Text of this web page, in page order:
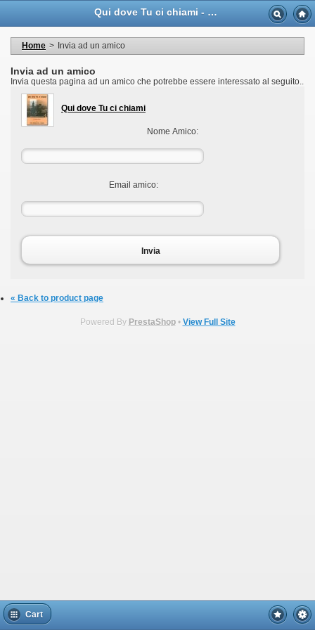
Qui dove Tu ci chiami - Casa Musicale Eco
Home > Invia ad un amico
Invia ad un amico
Invia questa pagina ad un amico che potrebbe essere interessato al seguito..
Qui dove Tu ci chiami
Nome Amico:
Email amico:
Invia
« Back to product page
Powered By PrestaShop• View Full Site
Cart
I miei dati personali
My orders
I miei voucher
Logout